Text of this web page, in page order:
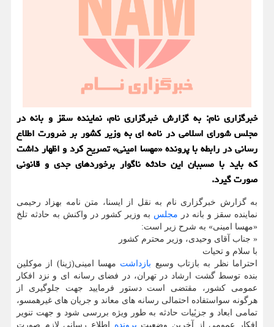
خبرگزاری نام: به گزارش خبرگزاری نام، نماینده سقز و بانه در
مجلس شورای اسلامی در نامه ای به وزیر کشور بر ضرورت اطلاع
رسانی در رابطه با پرونده «مهسا امینی» تصریح کرد و اظهار داشت
که باید با مسببان این حادثه ناگوار برخوردهای جدی و قانونی
صورت گیرد.
به گزارش خبرگزاری نام به نقل از ایسنا، متن نامه بهزاد رحیمی
نماینده سقز و بانه در مجلس به وزیر کشور در واکنش به حادثه تلخ
«مهسا امینی» به شرح زیر است:
« جناب آقای وحیدی، وزیر محترم کشور
با سلام و تحیات
بازداشت مهسا امینی(ژینا) از موکلین
بنده توسط گشت ارشاد در تهران، در فضای رسانه ای و نزد افکار
عمومی کشور، مقتضی است دستور فرمایید جهت جلوگیری از
هرگونه سواستفاده احتمالی رسانه های معاند و جریان های غیرهمسو،
تمامی ابعاد و جزیٔیات حادثه به طور ویژه بررسی شود و جهت تنویر
افکار عمومی از آخرین وضعیت پرونده اطلاع رسانی لازم صورت